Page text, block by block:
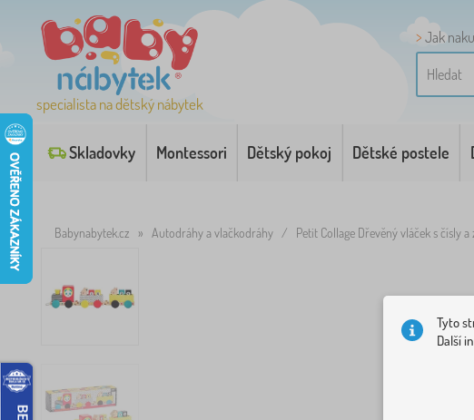
specialista na dětský nábytek
Jak
Skladovky Montessori Dětský pokoj Dětské postele
Babynabytek.cz » Autodráhy a vlačkodráhy / Petit Collage Dřevěný vláček s čísly
Tyto
Další